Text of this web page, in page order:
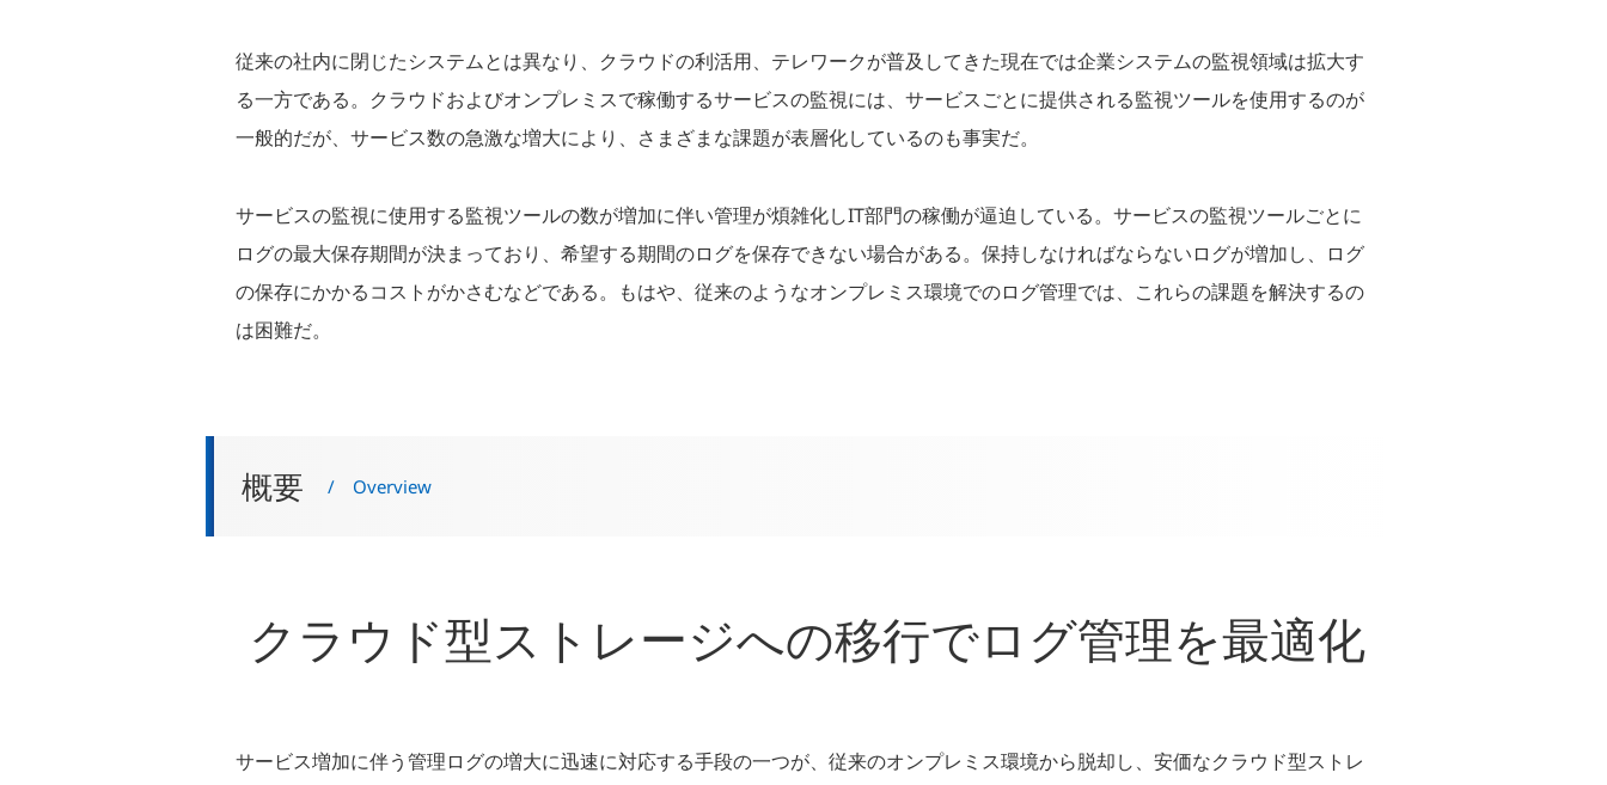
従来の社内に閉じたシステムとは異なり、クラウドの利活用、テレワークが普及してきた現在では企業システムの監視領域は拡大す
る一方である。クラウドおよびオンプレミスで稼働するサービスの監視には、サービスごとに提供される監視ツールを使用するのが
一般的だが、サービス数の急激な増大により、さまざまな課題が表層化しているのも事実だ。
サービスの監視に使用する監視ツールの数が増加に伴い管理が煩雑化しIT部門の稼働が逼迫している。サービスの監視ツールごとに
ログの最大保存期間が決まっており、希望する期間のログを保存できない場合がある。保持しなければならないログが増加し、ログ
の保存にかかるコストがかさむなどである。もはや、従来のようなオンプレミス環境でのログ管理では、これらの課題を解決するの
は困難だ。
概要 / Overview
クラウド型ストレージへの移行でログ管理を最適化
サービス増加に伴う管理ログの増大に迅速に対応する手段の一つが、従来のオンプレミス環境から脱却し、安価なクラウド型ストレ